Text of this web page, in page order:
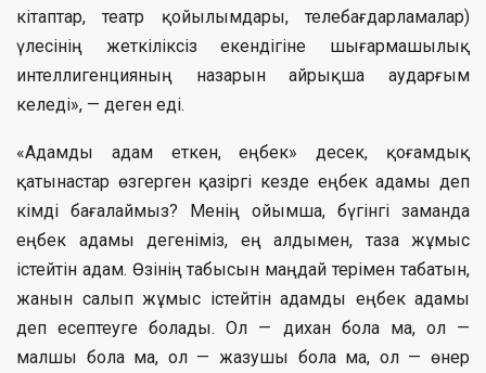
кітаптар, театр қойылымдары, телебағдарламалар)
үлесінің жеткіліксіз екендігіне шығармашылық
интеллигенцияның назарын айрықша аударғым
келеді», — деген еді.
«Адамды адам еткен, еңбек» десек, қоғамдық
қатынастар өзгерген қазіргі кезде еңбек адамы деп
кімді бағалаймыз? Менің ойымша, бүгінгі заманда
еңбек адамы дегеніміз, ең алдымен, таза жұмыс
істейтін адам. Өзінің табысын маңдай терімен табатын,
жанын салып жұмыс істейтін адамды еңбек адамы
деп есептеуге болады. Ол — дихан бола ма, ол —
малшы бола ма, ол — жазушы бола ма, ол — өнер